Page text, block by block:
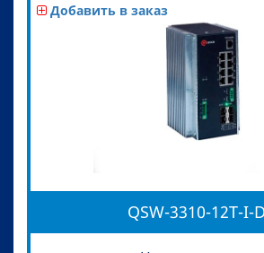
Добавить в заказ
QSW-3310-12T-I-